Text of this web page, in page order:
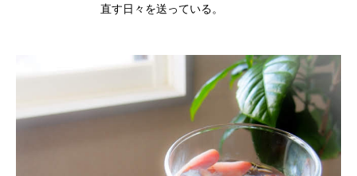
直す日々を送っている。